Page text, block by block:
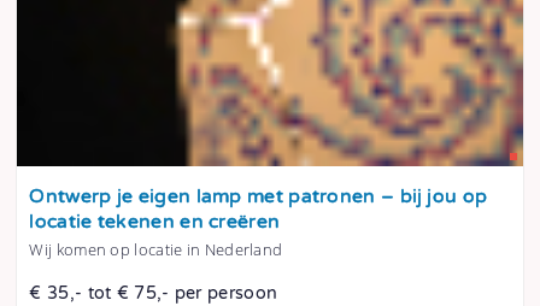
Tonen
Ontwerp je eigen lamp met patronen – bij jou op
locatie tekenen en creëren
Wij komen op locatie in Nederland
€ 35,- tot € 75,- per persoon